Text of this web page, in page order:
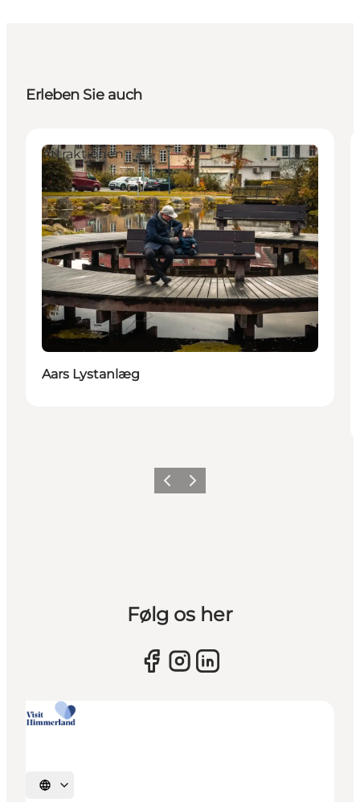
Erleben Sie auch
Attraktionen
Aars Lystanlæg
Vorherige Folie
Nächste Folie
Følg os her
Sprache auswählen